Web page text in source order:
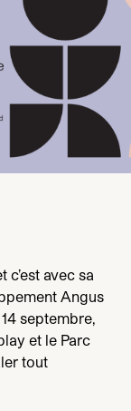
c’est avec sa
Angus
14 septembre,
et le Parc
tout